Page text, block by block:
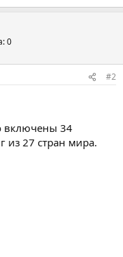
0
#2
включены 34
из 27 стран мира.